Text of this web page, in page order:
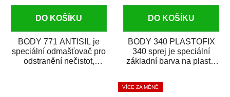
DO KOŠÍKU
BODY 771 ANTISIL je
speciální odmašťovač pro
odstranění nečistot,
DO KOŠÍKU
BODY 340 PLASTOFIX
340 sprej je speciální
základní barva na plasty,
vrchních...
VÍCE ZA MÉNĚ